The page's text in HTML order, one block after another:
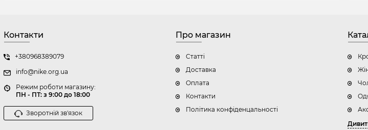
Контакти
+380968389079
info@nike.org.ua
Режим роботи магазину:
ПН - ПТ: з 9:00 до 18:00
Зворотній зв'язок
Про магазин
Статті
Доставка
Оплата
Контакти
Політика конфіденцальності